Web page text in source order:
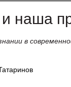
наша
в